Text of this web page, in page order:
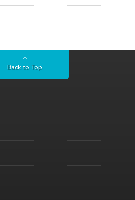
Back to Top